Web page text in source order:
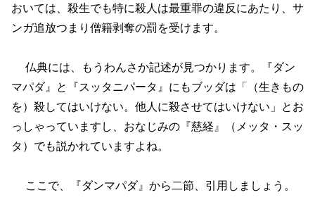
おいては、殺生でも特に殺人は最重罪の違反にあたり、サ
ンガ追放つまり僧籍剥奪の罰を受けます。
仏典には、もうわんさか記述が見つかります。『ダン
マパダ』と『スッタニパータ』にもブッダは「（生きもの
を）殺してはいけない。他人に殺させてはいけない」とお
っしゃっていますし、おなじみの『慈経』（メッタ・スッ
タ）でも説かれていますよね。
ここで、『ダンマパダ』から二節、引用しましょう。